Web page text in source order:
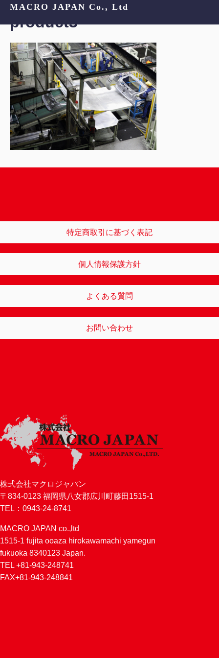
MACRO JAPAN Co., Ltd
product3
特定商取引に基づく表記
個人情報保護方針
よくある質問
お問い合わせ
株式会社マクロジャパン
〒834-0123 福岡県八女郡広川町藤田1515-1
TEL：0943-24-8741
MACRO JAPAN co.,ltd
1515-1 fujita ooaza hirokawamachi yamegun
fukuoka 8340123 Japan.
TEL +81-943-248741
FAX+81-943-248841